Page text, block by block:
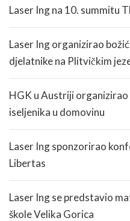
Laser Ing na 10. summitu
Laser Ing organizirao
djelatnike na Plitvičkim
HGK u Austriji
iseljenika u domovinu
Laser Ing sponzorirao
Libertas
Laser Ing se predstavio
škole Velika Gorica